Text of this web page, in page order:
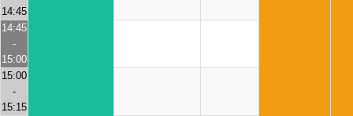
14:45
14:45
-
15:00
15:00
-
15:15